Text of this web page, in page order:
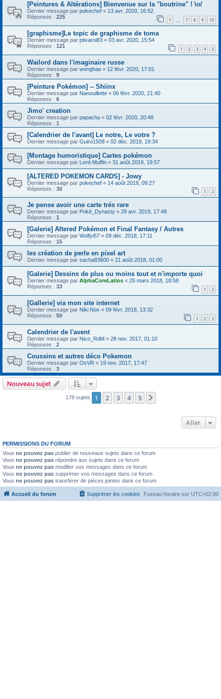
[Peintures & Altérations] Bienvenue sur la "boutrine" ! \o/
Dernier message par pokechef « 13 avr. 2020, 16:52
Réponses : 225 1 7 8 9 10
[graphisme]Le topic de graphisme de toma
Dernier message par ptivaroi83 « 03 avr. 2020, 15:54
Réponses : 121 1 2 3 4 5
Wailord dans l'imaginaire russe
Dernier message par wonghae « 12 févr. 2020, 17:01
Réponses : 9
[Peinture Pokémon] -- Shiinx
Dernier message par Nanouillette « 06 févr. 2020, 21:40
Réponses : 6
Jimo' creation
Dernier message par papachu « 02 févr. 2020, 20:48
Réponses : 1
[Calendrier de l'avant] Le notre, Le votre ?
Dernier message par Guiro1508 « 02 déc. 2019, 19:34
[Montage humoristique] Cartes pokémon
Dernier message par Lord-Muffin « 31 août 2019, 19:57
[ALTERED POKEMON CARDS] - Jowy
Dernier message par pokechef « 14 août 2019, 09:27
Réponses : 30 1 2
Je pense avoir une carte trés rare
Dernier message par Poké_Dynasty « 28 avr. 2019, 17:48
Réponses : 1
[Galerie] Altered Pokémon et Final Fantasy / Autres
Dernier message par Wolfyi57 « 09 déc. 2018, 17:11
Réponses : 15
les création de perle en pixel art
Dernier message par sacha83600 « 21 août 2018, 01:00
[Galerie] Dessins de plus ou moins tout et n'importe quoi
Dernier message par AlphaCoreLatios « 25 mars 2018, 18:58
Réponses : 33 1 2
[Gallerie] via mon site internet
Dernier message par Niki Nox « 09 févr. 2018, 13:32
Réponses : 50 1 2 3
Calendrier de l'avent
Dernier message par Nico_RdM « 28 nov. 2017, 01:10
Réponses : 2
Coussins et autres déco Pokemon
Dernier message par OsVR « 19 nov. 2017, 17:47
Réponses : 3
Nouveau sujet
178 sujets 1 2 3 4 5
Aller
PERMISSIONS DU FORUM
Vous ne pouvez pas publier de nouveaux sujets dans ce forum
Vous ne pouvez pas répondre aux sujets dans ce forum
Vous ne pouvez pas modifier vos messages dans ce forum
Vous ne pouvez pas supprimer vos messages dans ce forum
Vous ne pouvez pas transférer de pièces jointes dans ce forum
Accueil du forum Fuseau horaire sur UTC+02:00
Supprimer les cookies